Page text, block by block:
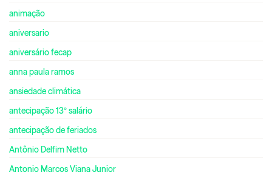
animação
aniversario
aniversário fecap
anna paula ramos
ansiedade climática
antecipação 13º salário
antecipação de feriados
Antônio Delfim Netto
Antonio Marcos Viana Junior